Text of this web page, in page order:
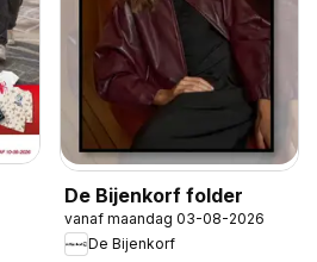
De Bijenkorf folder
vanaf maandag 03-08-2026
De Bijenkorf